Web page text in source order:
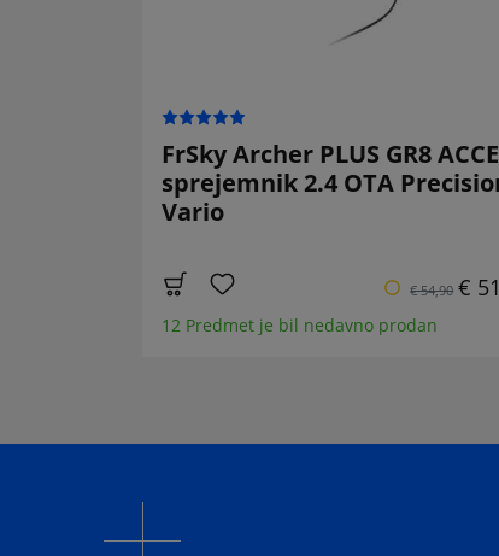
FrSky Archer PLUS GR8
sprejemnik 2.4 OTA
Vario
€ 54,90 €
12 Predmet je bil nedavno prodan